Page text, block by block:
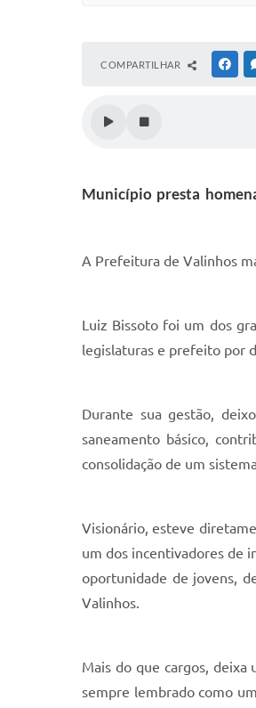
COMPARTILHAR
Município presta
A Prefeitura de Valinhos
Luiz Bissoto foi um dos
legislaturas e prefeito por
Durante sua gestão,
saneamento básico,
consolidação de um
Visionário, esteve
um dos incentivadores de
oportunidade de jovens,
Valinhos.
Mais do que cargos, deixa
sempre lembrado como